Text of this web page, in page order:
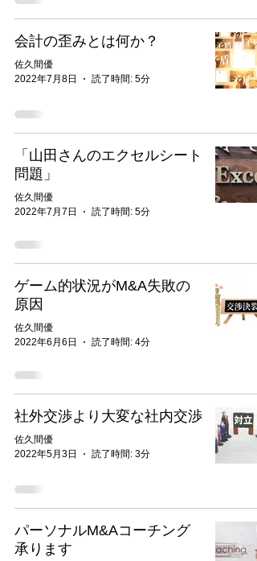
会計の歪みとは何か？
佐久間優
2022年7月8日
読了時間: 5分
「山田さんのエクセルシート
問題」
佐久間優
2022年7月7日
読了時間: 5分
ゲーム的状況がM&A失敗の
原因
佐久間優
2022年6月6日
読了時間: 4分
社外交渉より大変な社内交渉
佐久間優
2022年5月3日
読了時間: 3分
パーソナルM&Aコーチング
承ります